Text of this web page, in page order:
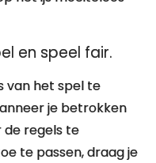
en speel fair.
van het spel te
je betrokken
de regels te
te passen, draag je